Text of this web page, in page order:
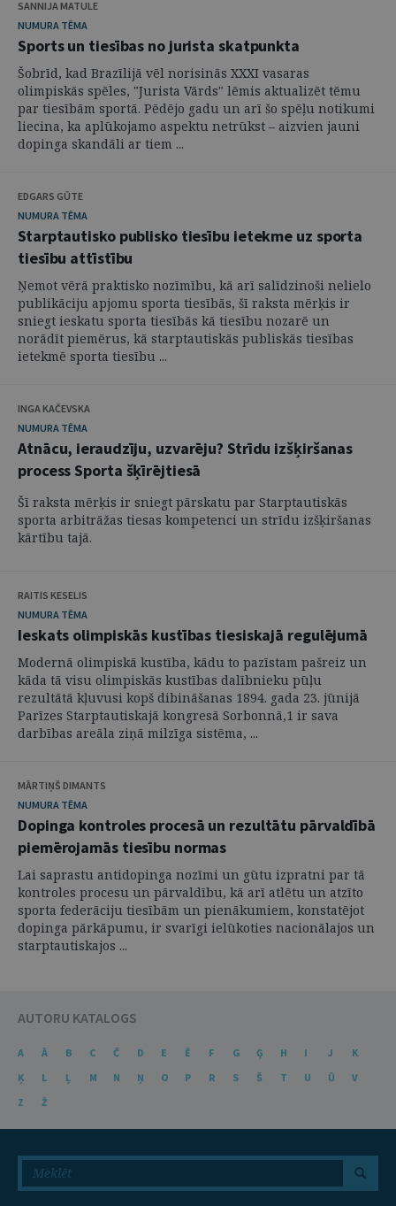
SANNIJA MATULE
NUMURA TĒMA
Sports un tiesības no jurista skatpunkta
Šobrīd, kad Brazīlijā vēl norisinās XXXI vasaras
olimpiskās spēles, "Jurista Vārds" lēmis aktualizēt tēmu
par tiesībām sportā. Pēdējo gadu un arī šo spēļu notikumi
liecina, ka aplūkojamo aspektu netrūkst – aizvien jauni
dopinga skandāli ar tiem ...
EDGARS GŪTE
NUMURA TĒMA
Starptautisko publisko tiesību ietekme uz sporta
tiesību attīstību
Ņemot vērā praktisko nozīmību, kā arī salīdzinoši nelielo
publikāciju apjomu sporta tiesībās, šī raksta mērķis ir
sniegt ieskatu sporta tiesībās kā tiesību nozarē un
norādīt piemērus, kā starptautiskās publiskās tiesības
ietekmē sporta tiesību ...
INGA KAČEVSKA
NUMURA TĒMA
Atnācu, ieraudzīju, uzvarēju? Strīdu izšķiršanas
process Sporta šķīrējtiesā
Šī raksta mērķis ir sniegt pārskatu par Starptautiskās
sporta arbitrāžas tiesas kompetenci un strīdu izšķiršanas
kārtību tajā.
RAITIS KESELIS
NUMURA TĒMA
Ieskats olimpiskās kustības tiesiskajā regulējumā
Modernā olimpiskā kustība, kādu to pazīstam pašreiz un
kāda tā visu olimpiskās kustības dalībnieku pūļu
rezultātā kļuvusi kopš dibināšanas 1894. gada 23. jūnijā
Parīzes Starptautiskajā kongresā Sorbonnā,1 ir sava
darbības areāla ziņā milzīga sistēma, ...
MĀRTIŅŠ DIMANTS
NUMURA TĒMA
Dopinga kontroles procesā un rezultātu pārvaldībā
piemērojamās tiesību normas
Lai saprastu antidopinga nozīmi un gūtu izpratni par tā
kontroles procesu un pārvaldību, kā arī atlētu un atzīto
sporta federāciju tiesībām un pienākumiem, konstatējot
dopinga pārkāpumu, ir svarīgi ielūkoties nacionālajos un
starptautiskajos ...
AUTORU KATALOGS
A Ā B C Č D E Ē F G Ģ H I J
K
Ķ
L Ļ M N Ņ O P R S Š T U Ū
V
Z
Ž